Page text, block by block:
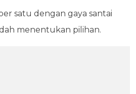
satu dengan gaya santai
menentukan pilihan.